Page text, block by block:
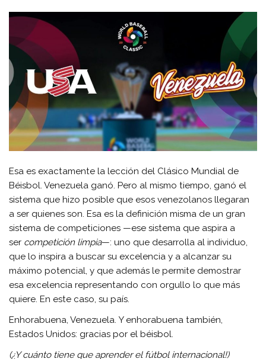
Esa es exactamente la lección del Clásico Mundial de
Béisbol. Venezuela ganó. Pero al mismo tiempo, ganó el
sistema que hizo posible que esos venezolanos llegaran
a ser quienes son. Esa es la definición misma de un gran
sistema de competiciones —ese sistema que aspira a
ser competición limpia—: uno que desarrolla al individuo,
que lo inspira a buscar su excelencia y a alcanzar su
máximo potencial, y que además le permite demostrar
esa excelencia representando con orgullo lo que más
quiere. En este caso, su país.
Enhorabuena, Venezuela. Y enhorabuena también,
Estados Unidos: gracias por el béisbol.
(¿Y cuánto tiene que aprender el fútbol internacional!)